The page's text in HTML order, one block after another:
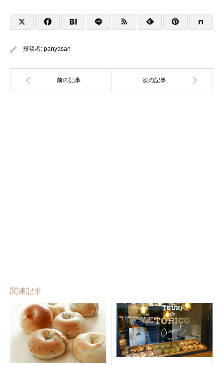
投稿者: panyasan
関連記事